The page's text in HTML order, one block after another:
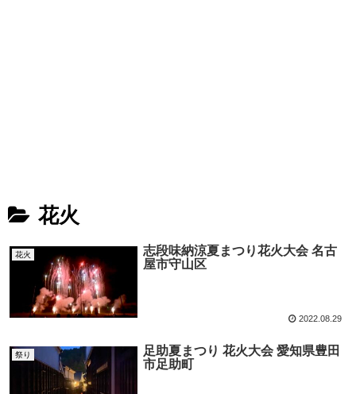
花火
花火
志段味納涼夏まつり花火大会 名古
屋市守山区
2022.08.29
祭り
足助夏まつり 花火大会 愛知県豊田
市足助町